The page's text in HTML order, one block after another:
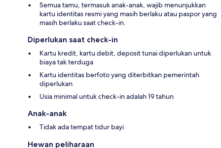
Semua tamu, termasuk anak-anak, wajib menunjukkan
kartu identitas resmi yang masih berlaku atau paspor yang
masih berlaku saat check-in.
Diperlukan saat check-in
Kartu kredit, kartu debit, deposit tunai diperlukan untuk
biaya tak terduga
Kartu identitas berfoto yang diterbitkan pemerintah
diperlukan
Usia minimal untuk check-in adalah 19 tahun
Anak-anak
Tidak ada tempat tidur bayi
Hewan peliharaan